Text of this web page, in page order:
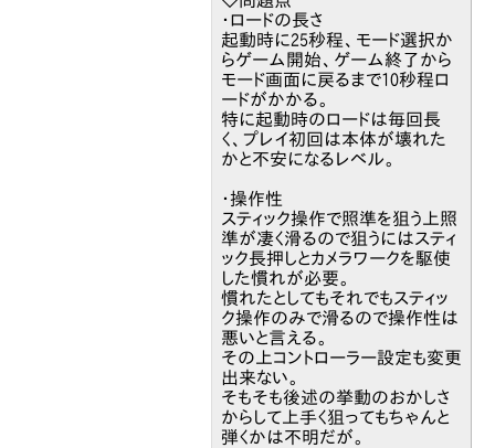
・ロードの長さ
起動時に25秒程、モード選択か
らゲーム開始、ゲーム終了から
モード画面に戻るまで10秒程ロ
ードがかかる。
特に起動時のロードは毎回長
く、プレイ初回は本体が壊れた
かと不安になるレベル。
・操作性
スティック操作で照準を狙う上照
準が凄く滑るので狙うにはスティ
ック長押しとカメラワークを駆使
した慣れが必要。
慣れたとしてもそれでもスティッ
ク操作のみで滑るので操作性は
悪いと言える。
その上コントローラー設定も変更
出来ない。
そもそも後述の挙動のおかしさ
からして上手く狙ってもちゃんと
弾くかは不明だが。